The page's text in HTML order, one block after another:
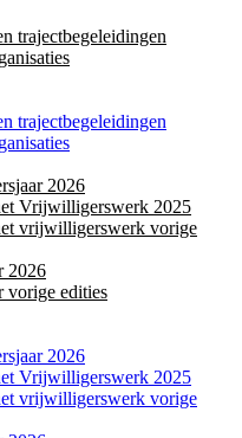
trajectbegeleidingen
trajectbegeleidingen
2026
Vrijwilligerswerk 2025
vrijwilligerswerk vorige
2026
vorige edities
2026
Vrijwilligerswerk 2025
vrijwilligerswerk vorige